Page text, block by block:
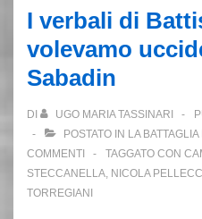
I verbali di
volevamo
Sabadin
DI UGO MARIA TASSINARI
POSTATO IN LA
COMMENTI
TAGGATO CON
STECCANELLA, NICOLA
TORREGIANI